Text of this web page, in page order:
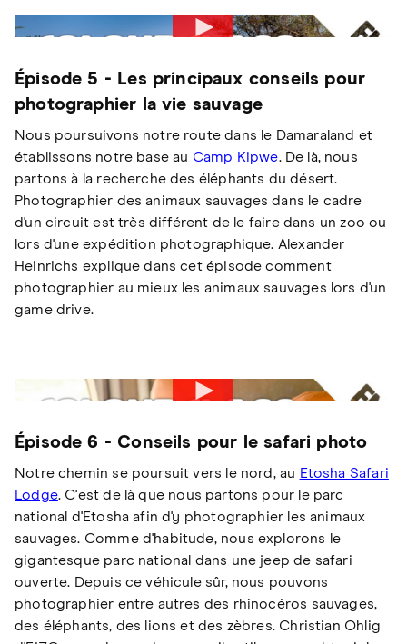
Épisode 5 - Les principaux conseils pour
photographier la vie sauvage
Nous poursuivons notre route dans le Damaraland et
établissons notre base au Camp Kipwe. De là, nous
partons à la recherche des éléphants du désert.
Photographier des animaux sauvages dans le cadre
d'un circuit est très différent de le faire dans un zoo ou
lors d'une expédition photographique. Alexander
Heinrichs explique dans cet épisode comment
photographier au mieux les animaux sauvages lors d'un
game drive.
Épisode 6 - Conseils pour le safari photo
Notre chemin se poursuit vers le nord, au Etosha Safari
Lodge. C'est de là que nous partons pour le parc
national d'Etosha afin d'y photographier les animaux
sauvages. Comme d'habitude, nous explorons le
gigantesque parc national dans une jeep de safari
ouverte. Depuis ce véhicule sûr, nous pouvons
photographier entre autres des rhinocéros sauvages,
des éléphants, des lions et des zèbres. Christian Ohlig